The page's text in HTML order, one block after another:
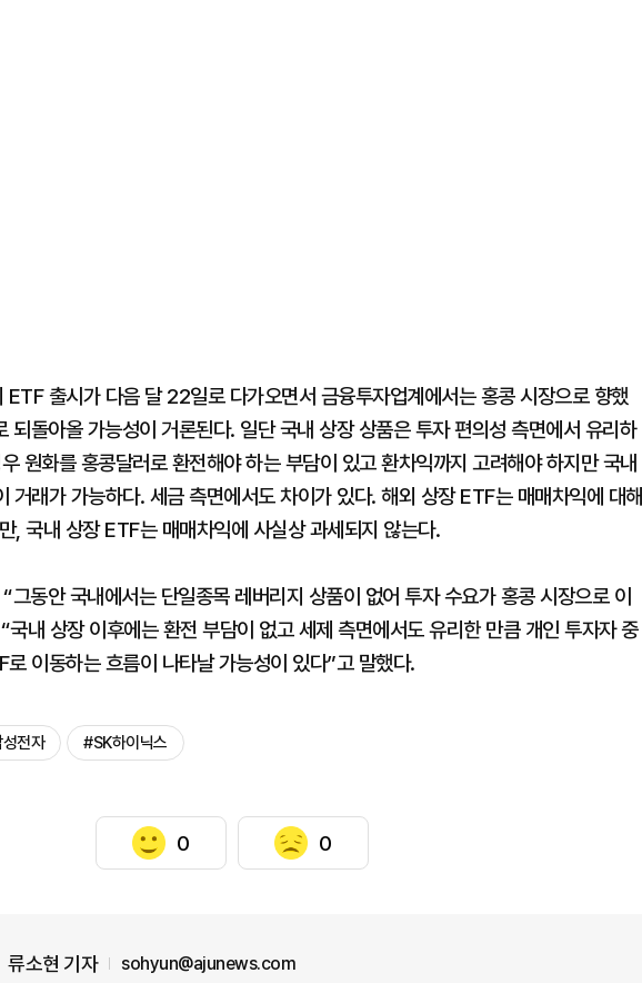
ETF 출시가 다음 달 22일로 다가오면서 금융투자업계에서는 홍콩 시장으로 향했
되돌아올 가능성이 거론된다. 일단 국내 상장 상품은 투자 편의성 측면에서 유리하
원화를 홍콩달러로 환전해야 하는 부담이 있고 환차익까지 고려해야 하지만 국내
거래가 가능하다. 세금 측면에서도 차이가 있다. 해외 상장 ETF는 매매차익에 대해
, 국내 상장 ETF는 매매차익에 사실상 과세되지 않는다.
그동안 국내에서는 단일종목 레버리지 상품이 없어 투자 수요가 홍콩 시장으로 이
국내 상장 이후에는 환전 부담이 없고 세제 측면에서도 유리한 만큼 개인 투자자 중
이동하는 흐름이 나타날 가능성이 있다”고 말했다.
전자 #SK하이닉스
0 0
류소현 기자 sohyun@ajunews.com